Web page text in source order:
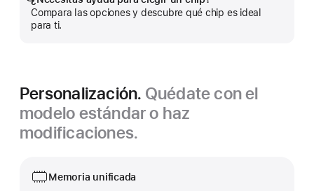
Compara las opciones y descubre qué chip es ideal
para ti.
Mostrar
más
Personalización. Quédate con el
modelo estándar o haz
modificaciones.
Memoria unificada